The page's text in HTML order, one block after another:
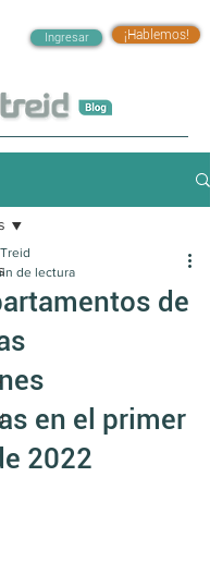
¡Hablemos!
Ingresar
de
en el primer
2022
de lectura